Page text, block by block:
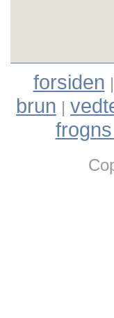
forsiden |
brun |